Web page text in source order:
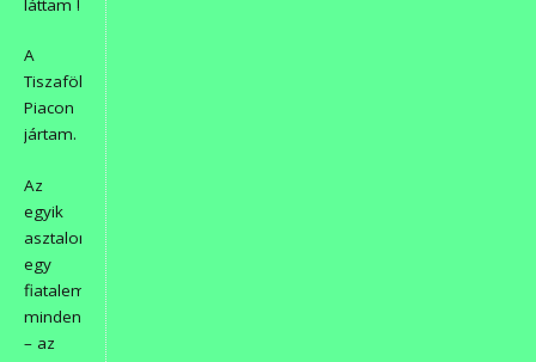
láttam !
A
Tiszaföldvári
Piacon
jártam.
Az
egyik
asztalon
egy
fiatalember
mindenféle
– az